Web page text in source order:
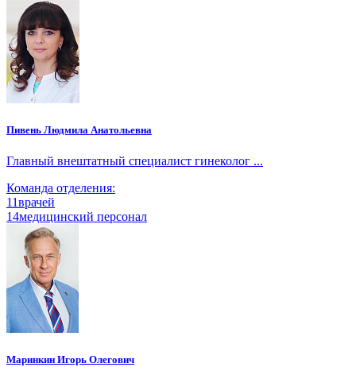
Пивень Людмила Анатольевна
Главный внештатный специалист гинеколог ...
Команда отделения:
11врачей
14медицинский персонал
Маринкин Игорь Олегович